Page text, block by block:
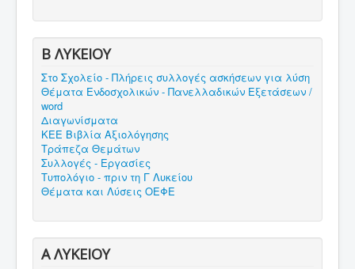
B ΛΥΚΕΙΟΥ
Στο Σχολείο - Πλήρεις συλλογές ασκήσεων για λύση
Θέματα Ενδοσχολικών - Πανελλαδικών Εξετάσεων /
word
Διαγωνίσματα
ΚΕΕ Βιβλία Αξιολόγησης
Τράπεζα Θεμάτων
Συλλογές - Εργασίες
Τυπολόγιο - πριν τη Γ Λυκείου
Θέματα και Λύσεις ΟΕΦΕ
Α ΛΥΚΕΙΟΥ